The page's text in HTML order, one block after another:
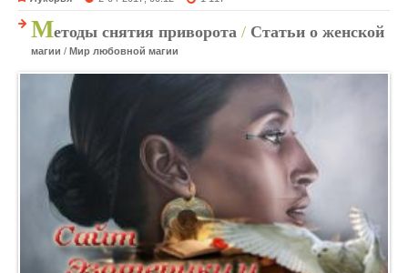
Методы снятия приворота / Статьи о женской
магии / Мир любовной магии